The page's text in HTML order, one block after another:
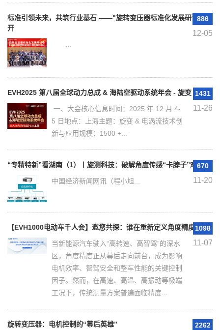
886
12-05
标准引领未来，共筑行业基石 ——"旋转变压器标准化发展研讨会"暨
开
1431
11-26
​EVH2025 第八届全球动力总成 & 海陆空驱动系统年会 - 旋变 & 电涡
一、大会核心信息时间：2025 年 12 月 4-
5 日地点：上海主题：旋变 & 电涡流技术创
新与应用规模：1500 +...
670
11-20
“专精特新”看湖南（1）丨旋测科技：破解角度传感“卡脖子”难题 领
中国经济新闻网讯（程小旭...
1098
11-07
【EVH1000电动车千人会】邀您共探：谁在重新定义角度精度？
当新能源汽车驶入“高转速、高智驾”的深水
区，角度精度正从幕后走向前台，成为影响
电机效率、智驾安全和整车性能的关键控制
因子。然而，在高速、高温、高振动等极端
工况下，传统测量方案普遍面临精度...
2262
旋转变压器：电机控制的“幕后英雄”